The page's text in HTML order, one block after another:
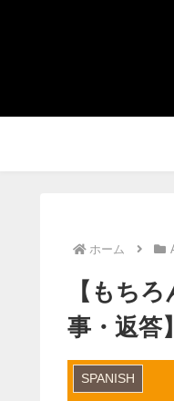
ホーム
【もち
事・返答】
SPANISH